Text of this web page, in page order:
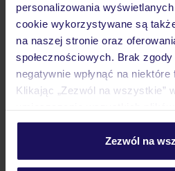
personalizowania
cookie wykorzystywane są
na naszej stronie oraz
społecznościowych. Brak
negatywnie wpłynąć na
Klikając „Zezwól na wszystkie”
personalizować swój wybór
Szczegółowe informacje o
Zezwól na
Pokoje
Wyżywienie